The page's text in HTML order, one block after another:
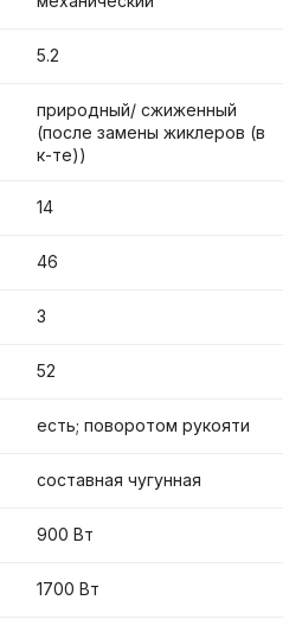
5.2
природный/ сжиженный
(после замены жиклеров (в
к-те))
14
46
3
52
есть; поворотом рукояти
составная чугунная
900 Вт
1700 Вт